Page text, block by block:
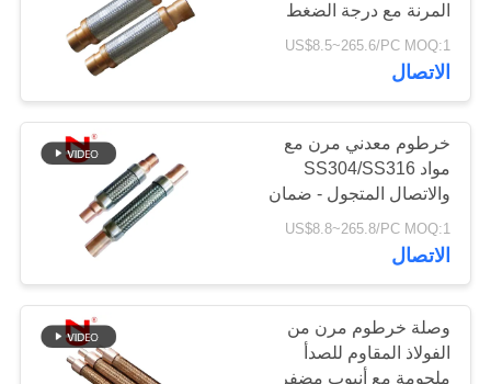
أخبار
اطلب
اقتباس
خريطة
الموقع
سياسة
وصلة توسيع المطاط
ذات المجال المزدوج
36
صمام فحص منقار
البط
27
المرنة مع درجة الضغط
العالي وامتصاص الاهتزاز
للتطبيقات الصناعية
US$8.5~265.6/PC MOQ:1
الاتصال
خرطوم معدني مرن مع
مواد SS304/SS316
والاتصال المتجول - ضمان
18 شهرًا
US$8.8~265.8/PC MOQ:1
الاتصال
وصلة خرطوم مرن من
الفولاذ المقاوم للصدأ
ملحومة مع أنبوب مضفر